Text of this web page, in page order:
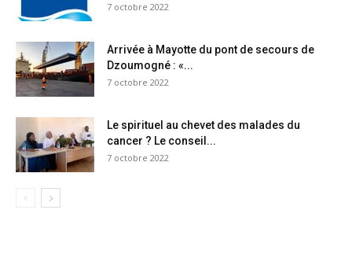
7 octobre 2022
Arrivée à Mayotte du pont de secours de
Dzoumogné : «...
7 octobre 2022
Le spirituel au chevet des malades du
cancer ? Le conseil...
7 octobre 2022